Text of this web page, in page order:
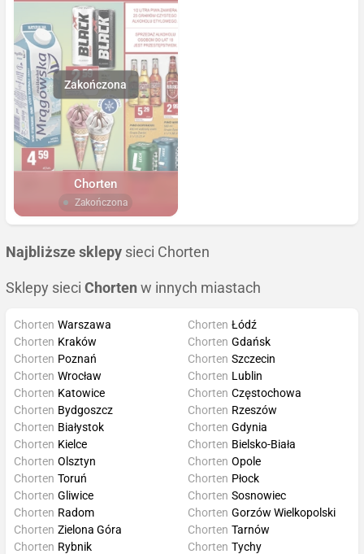
Chorten
Zakończona
Najbliższe sklepy sieci Chorten
Sklepy sieci Chorten w innych miastach
Chorten Warszawa
Chorten Kraków
Chorten Poznań
Chorten Wrocław
Chorten Łódź
Chorten Gdańsk
Chorten Szczecin
Chorten Lublin
Chorten Katowice
Chorten Bydgoszcz
Chorten Białystok
Chorten Kielce
Chorten Częstochowa
Chorten Rzeszów
Chorten Gdynia
Chorten Bielsko-Biała
Chorten Olsztyn
Chorten Toruń
Chorten Gliwice
Chorten Radom
Chorten Opole
Chorten Płock
Chorten Sosnowiec
Chorten Gorzów Wielkopolski
Chorten Zielona Góra
Chorten Rybnik
Chorten Tarnów
Chorten Tychy